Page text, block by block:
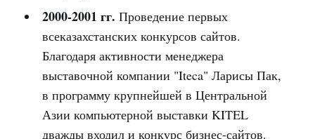
2000-2001 гг. Проведение первых
всеказахстанских конкурсов сайтов.
Благодаря активности менеджера
выставочной компании "Iteca" Ларисы Пак,
в программу крупнейшей в Центральной
Азии компьютерной выставки KITEL
дважды входил и конкурс бизнес-сайтов.